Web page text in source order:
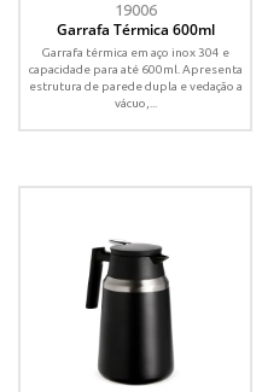
19006
Garrafa Térmica 600ml
Garrafa térmica em aço inox 304 e
capacidade para até 600ml. Apresenta
estrutura de parede dupla e vedação a
vácuo,...